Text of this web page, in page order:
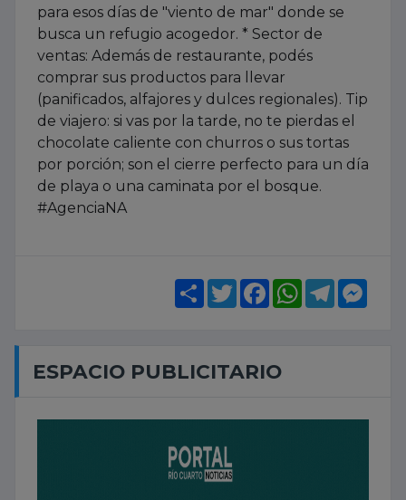
para esos días de "viento de mar" donde se
busca un refugio acogedor. * Sector de
ventas: Además de restaurante, podés
comprar sus productos para llevar
(panificados, alfajores y dulces regionales). Tip
de viajero: si vas por la tarde, no te pierdas el
chocolate caliente con churros o sus tortas
por porción; son el cierre perfecto para un día
de playa o una caminata por el bosque.
#AgenciaNA
ShareTwitterFacebook
WhatsApp
Telegram
ESPACIO PUBLICITARIO